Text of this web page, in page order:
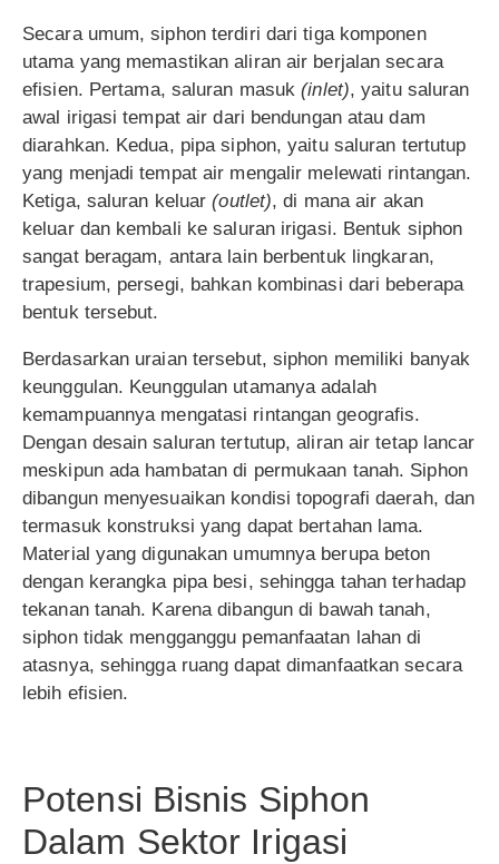
Secara umum, siphon terdiri dari tiga komponen
utama yang memastikan aliran air berjalan secara
efisien. Pertama, saluran masuk(inlet), yaitu saluran
awal irigasi tempat air dari bendungan atau dam
diarahkan. Kedua, pipa siphon, yaitu saluran tertutup
yang menjadi tempat air mengalir melewati rintangan.
Ketiga, saluran keluar (outlet), di mana air akan
keluar dan kembali ke saluran irigasi. Bentuk siphon
sangat beragam, antara lain berbentuk lingkaran,
trapesium, persegi, bahkan kombinasi dari beberapa
bentuk tersebut.
Berdasarkan uraian tersebut, siphon memiliki banyak
keunggulan. Keunggulan utamanya adalah
kemampuannya mengatasi rintangan geografis.
Dengan desain saluran tertutup, aliran air tetap lancar
meskipun ada hambatan di permukaan tanah. Siphon
dibangun menyesuaikan kondisi topografi daerah, dan
termasuk konstruksi yang dapat bertahan lama.
Material yang digunakan umumnya berupa beton
dengan kerangka pipa besi, sehingga tahan terhadap
tekanan tanah. Karena dibangun di bawah tanah,
siphon tidak mengganggu pemanfaatan lahan di
atasnya, sehingga ruang dapat dimanfaatkan secara
lebih efisien.
Potensi Bisnis Siphon
Dalam Sektor Irigasi